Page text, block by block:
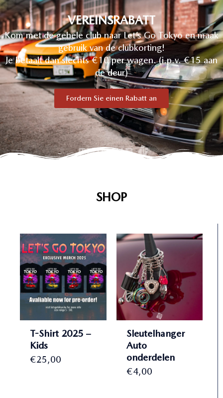
VEREINSRABATT
Kom met de gehele club naar Let’s Go Tokyo en maak
gebruik van de clubkorting!
Je betaalt dan slechts €10 per wagen. (i.p.v. €15 aan
de deur)
Fordern Sie einen Rabatt an
SHOP
T-Shirt 2025 –
Kids
€25,00
Sleutelhanger
Auto
onderdelen
€4,00